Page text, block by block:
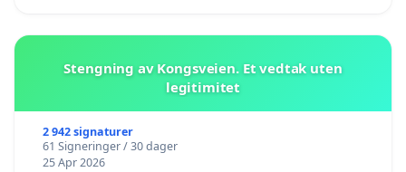
Stengning av Kongsveien. Et vedtak uten
legitimitet
2 942 signaturer
61 Signeringer / 30 dager
25 Apr 2026